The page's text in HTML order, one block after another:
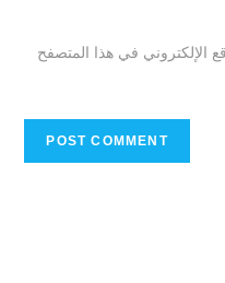
الإلكتروني في هذا المتصفح